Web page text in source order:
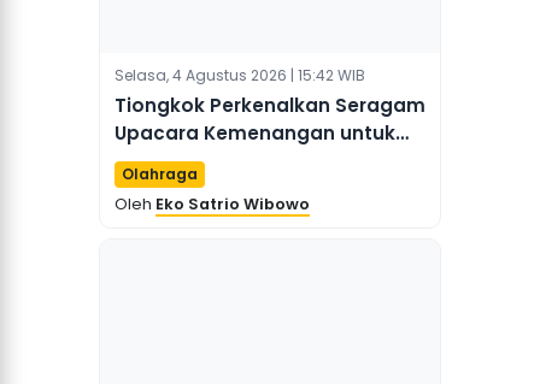
Selasa, 4 Agustus 2026 | 15:42 WIB
Tiongkok Perkenalkan Seragam
Upacara Kemenangan untuk
Asian Games 2026
Olahraga
Oleh Eko Satrio Wibowo